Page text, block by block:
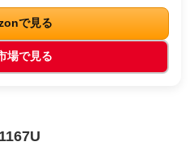
で見る
場で見る